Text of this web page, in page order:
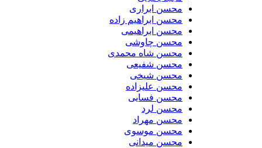
محسن ابراری
محسن ابراهیم زاده
محسن ابراهیمی
محسن چاوشی
محسن شاه محمدی
محسن شفیعی
محسن شیخی
محسن علیزاده
محسن فسایی
محسن لرد
محسن مهراد
محسن موسوی
محسن میدانی